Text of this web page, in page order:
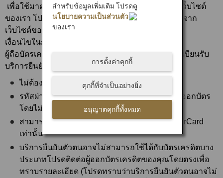
สำหรับข้อมูลเพิ่มเติม โปรดดู
นโยบายความเป็นส่วนตัว
ของเรา
อนุญาตคุกกี้ทั้งหมด
คุกกี้ที่จำเป็นอย่างยิ่ง
การตั้งค่าคุกกี้
เพื่อใช้มาตรการความปลอดภัยเหล่านี้ในการซื้อบนเว็บไซต์
ของเรา โปรดลงทะเบียนรับรหัสผ่านของคุณล่วงหน้าจาก
เว็บไซต์ของผู้ออกบัตรเครดิตของคุณ
เงื่อนไขในการใช้บริการ
ผู้ถือบัตรเครดิตที่สามารถใช้บริการนี้ได้ และได้ลงทะเบียนรับ
บริการยืนยันตัวตนพร้อมมีรหัสผ่านเรียบร้อยแล้ว
ไม่ต้องมีซอฟต์แวร์พิเศษ
รหัสผ่านของคุณจะถูกส่งไปให้คุณโดยตรงจากผู้ออกบัตร
โดยไม่ผ่านเว็บไซต์
สามารถใช้ได้เฉพาะบัตรเครดิต Visa และ MasterCard
เท่านั้น
บริการยืนยันตัวตนอาจไม่สามารถใช้ได้กับบัตรเครดิตบาง
ประเภทโปรดติดต่อผู้ออกบัตรเครดิตของคุณโดยตรงเพื่อ
ทราบรายละเอียด (โปรดทราบว่าบริการยืนยันตัวตนอาจไม่